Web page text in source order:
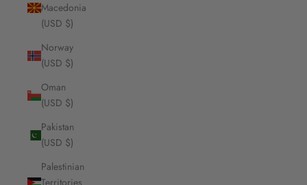
Macedonia
(USD $)
Norway
(USD $)
Oman
(USD $)
Pakistan
(USD $)
Palestinian